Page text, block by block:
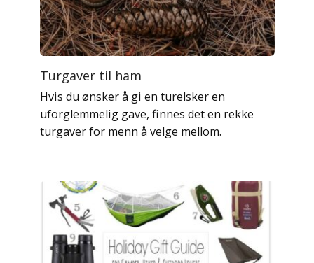
Turgaver til ham
Hvis du ønsker å gi en turelsker en
uforglemmelig gave, finnes det en rekke
turgaver for menn å velge mellom.